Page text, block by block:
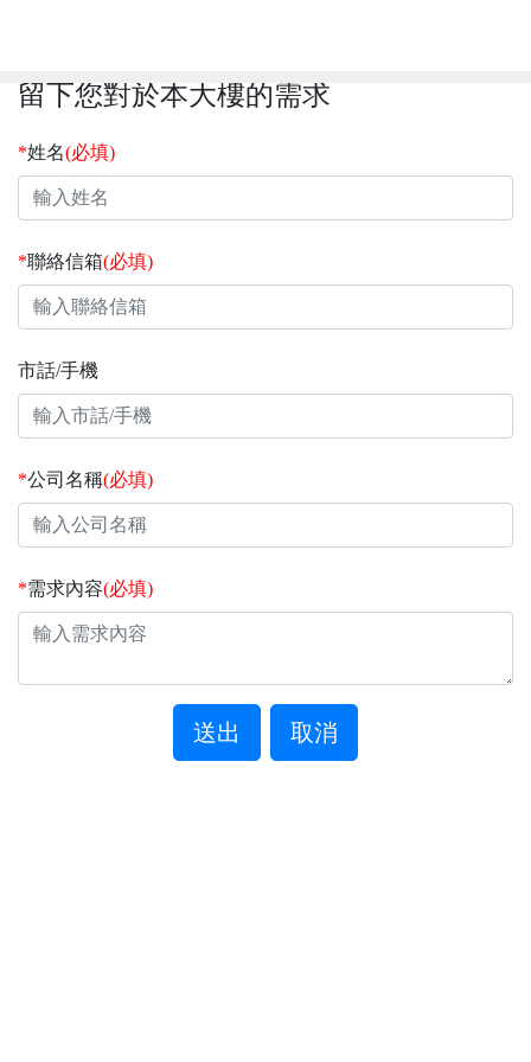
留下您對於本大樓的需求
*姓名(必填)
*聯絡信箱(必填)
市話/手機
*公司名稱(必填)
*需求內容(必填)